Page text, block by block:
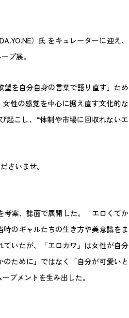
）氏 をキュレーターに迎え、
プ展。
を自分自身の言葉で語り直す」ため
性の感覚を中心に据え直す文化的な
起こし、“体制や市場に回収れないエ
さいませ。
考案、誌面で展開した。「エロくてか
のギャルたちの生き方や美意識をま
いたが、「エロカワ」は女性が自分
ために」ではなく「自分が可愛いと
ブメントを生み出した。